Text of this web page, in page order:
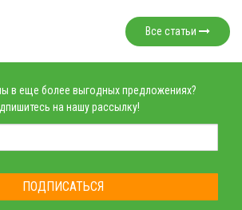
Все статьи
в еще более выгодных предложениях?
на нашу рассылку!
ПОДПИСАТЬСЯ